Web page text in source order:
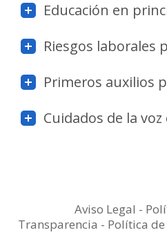
Educación en
Riesgos laborales
Primeros auxilios
Cuidados de la
Aviso Legal -
Transparencia - Política